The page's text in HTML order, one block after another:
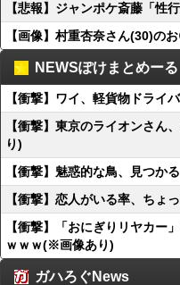
【悲報】ジャンポケ斎藤「性
【画像】村重杏奈さん(30)の
NEWSぽけまとめーる
【衝撃】ワイ、軽貨物ドライ
【衝撃】東京のライオンさ
り)
【衝撃】魅惑的な鳥、見つか
【衝撃】恋人がいる率、ちょ
【衝撃】「おにぎりリヤカー
ｗｗｗ(※画像あり)
ガハろぐNews